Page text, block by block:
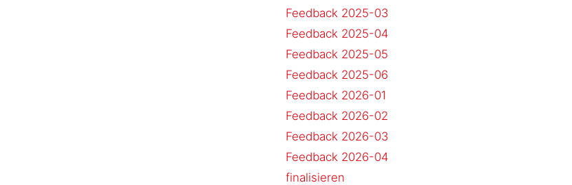
Feedback 2025-03
Feedback 2025-04
Feedback 2025-05
Feedback 2025-06
Feedback 2026-01
Feedback 2026-02
Feedback 2026-03
Feedback 2026-04
finalisieren